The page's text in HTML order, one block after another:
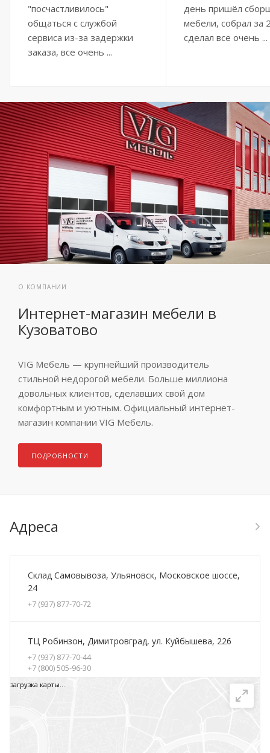
"посчастливилось"
общаться с службой
сервиса из-за задержки
заказа, все очень ...
день пришёл
мебели, собрал за
сделал все очень ...
О КОМПАНИИ
Интернет-магазин мебели в
Кузоватово
VIG Мебель — крупнейший производитель
стильной недорогой мебели. Больше миллиона
довольных клиентов, сделавших свой дом
комфортным и уютным. Официальный интернет-
магазин компании VIG Мебель.
ПОДРОБНОСТИ
Адреса
Склад Cамовывоза, Ульяновск, Московское шоссе,
24
+7 (937) 877-70-72
ТЦ Робинзон, Димитровград, ул. Куйбышева, 226
+7 (937) 877-70-44
+7 (800) 505-96-30
загрузка карты...